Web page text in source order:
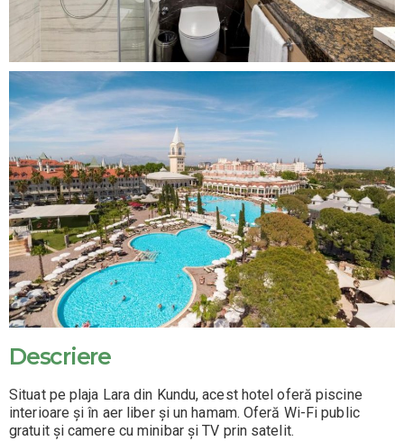
Descriere
Situat pe plaja Lara din Kundu, acest hotel oferă piscine
interioare și în aer liber și un hamam. Oferă Wi-Fi public
gratuit și camere cu minibar și TV prin satelit.